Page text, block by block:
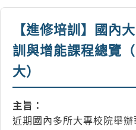
【進修培訓】國內
訓與增能課程總覽
大）
主旨：
近期國內多所大專校院舉辦